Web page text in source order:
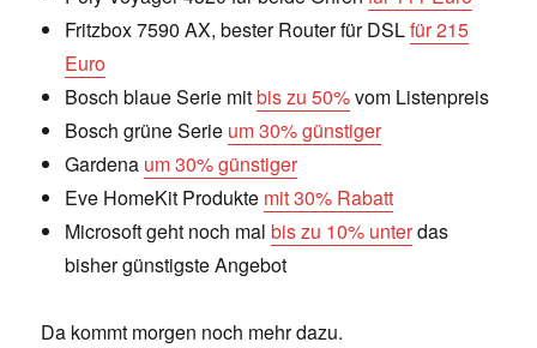
Fritzbox 7590 AX, bester Router für DSLfür 215
Euro
Bosch blaue Serie mitbis zu 50%vom Listenpreis
Bosch grüne Serie um 30% günstiger
Gardena um 30% günstiger
Eve HomeKit Produkte mit 30% Rabatt
Microsoft geht noch malbis zu 10% unterdas
bisher günstigste Angebot
Da kommt morgen noch mehr dazu.